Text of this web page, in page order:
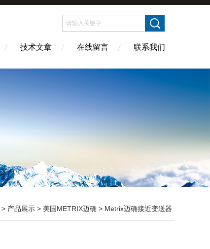
技术文章 在线留言 联系我们
> 产品展示 > 美国METRIX迈确 > Metrix迈确接近变送器